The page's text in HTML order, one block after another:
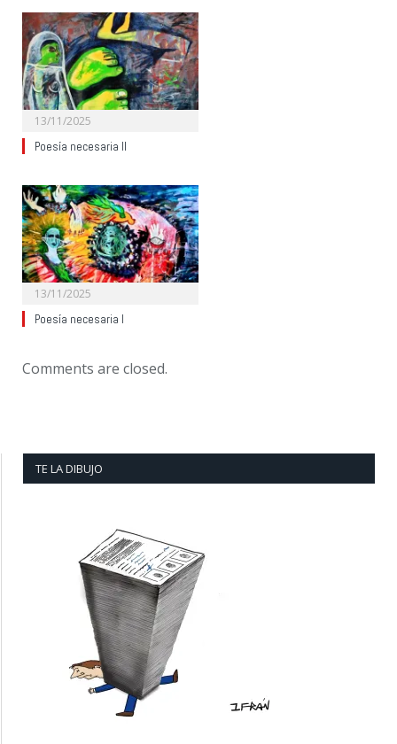
13/11/2025
Poesía necesaria II
13/11/2025
Poesía necesaria I
Comments are closed.
TE LA DIBUJO